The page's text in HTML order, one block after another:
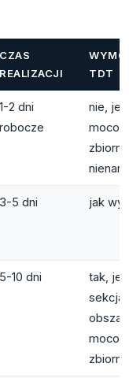
CZAS
REALIZACJI
TDT
1-2 dni
robocze
nie,
3-5 dni jak
5-10 dni
tak,
sekcja